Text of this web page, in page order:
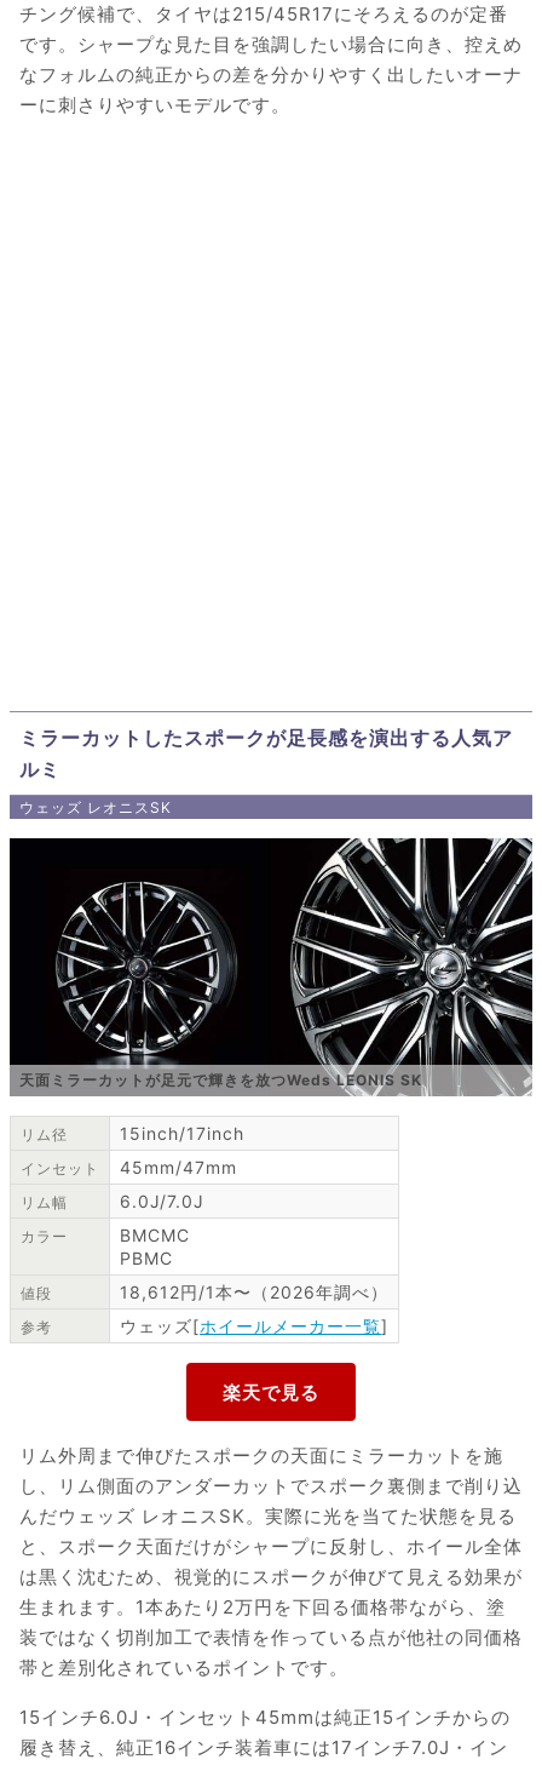
チング候補で、タイヤは215/45R17にそろえるのが定番
です。シャープな見た目を強調したい場合に向き、控えめ
なフォルムの純正からの差を分かりやすく出したいオーナ
ーに刺さりやすいモデルです。
ミラーカットしたスポークが足長感を演出する人気ア
ルミ
ウェッズ レオニスSK
天面ミラーカットが足元で輝きを放つWeds LEONIS SK
リム径 15inch/17inch
インセット 45mm/47mm
リム幅 6.0J/7.0J
カラー
BMCMC
PBMC
値段 18,612円/1本〜（2026年調べ）
参考 ウェッズ[ホイールメーカー一覧]
リム外周まで伸びたスポークの天面にミラーカットを施
し、リム側面のアンダーカットでスポーク裏側まで削り込
んだウェッズ レオニスSK。実際に光を当てた状態を見る
と、スポーク天面だけがシャープに反射し、ホイール全体
は黒く沈むため、視覚的にスポークが伸びて見える効果が
生まれます。1本あたり2万円を下回る価格帯ながら、塗
装ではなく切削加工で表情を作っている点が他社の同価格
帯と差別化されているポイントです。
15インチ6.0J・インセット45mmは純正15インチからの
履き替え、純正16インチ装着車には17インチ7.0J・イン